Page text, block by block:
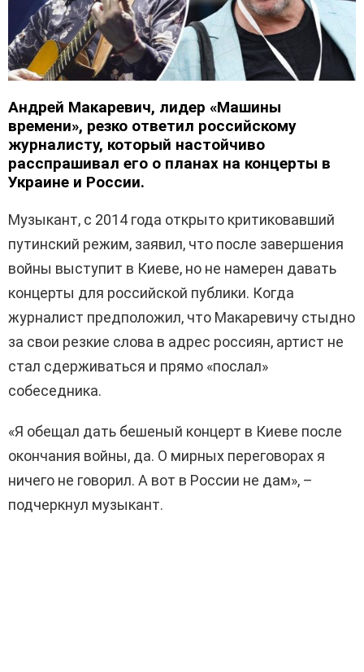
Андрей Макаревич, лидер «Машины
времени», резко ответил российскому
журналисту, который настойчиво
расспрашивал его о планах на концерты в
Украине и России.
Музыкант, с 2014 года открыто критиковавший
путинский режим, заявил, что после завершения
войны выступит в Киеве, но не намерен давать
концерты для российской публики. Когда
журналист предположил, что Макаревичу стыдно
за свои резкие слова в адрес россиян, артист не
стал сдерживаться и прямо «послал»
собеседника.
«Я обещал дать бешеный концерт в Киеве после
окончания войны, да. О мирных переговорах я
ничего не говорил. А вот в России не дам», –
подчеркнул музыкант.